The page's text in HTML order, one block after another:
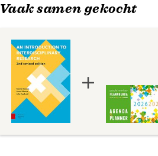
Vaak samen gekocht